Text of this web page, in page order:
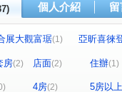
個人介紹
展大觀富琚(1)
亞昕喜徠
三本四季 大來賞
房(2) 店面(2) 住辦(1)
4房(2) 5房以上